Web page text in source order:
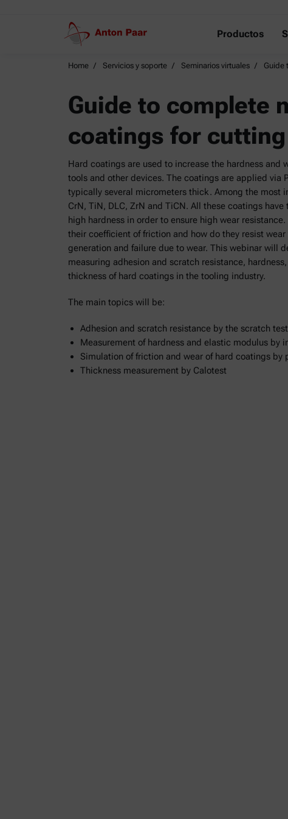
Productos
Home Servicios y soporte Seminarios virtuales Guide
Guide to complete
coatings for
Hard coatings are used to increase the hardness and
tools and other devices. The coatings are applied via
typically several micrometers thick. Among the most
CrN, TiN, DLC, ZrN and TiCN. All these coatings
high hardness in order to ensure high wear
their coefficient of friction and how do they resist
generation and failure due to wear. This webinar will
measuring adhesion and scratch resistance,
thickness of hard coatings in the tooling industry.
The main topics will be:
Adhesion and scratch resistance by the scratch
Measurement of hardness and elastic modulus by
Simulation of friction and wear of hard coatings by
Thickness measurement by Calotest